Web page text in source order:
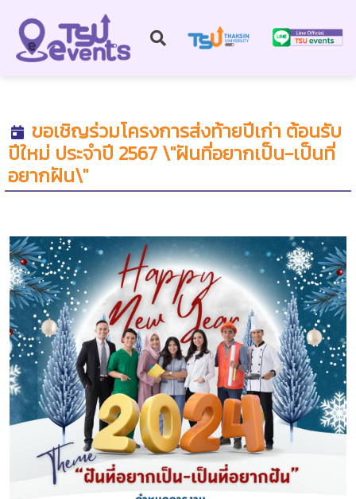
ขอเชิญร่วมโครงการส่งท้ายปีเก่า ต้อนรับ
ปีใหม่ ประจำปี 2567 \"ฝันที่อยากเป็น-เป็นที่
อยากฝัน\"